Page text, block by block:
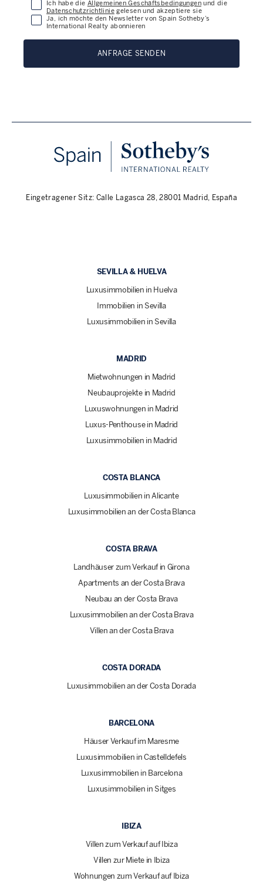
Ich habe die Allgemeinen Geschäftsbedingungenund die
Datenschutzrichtliniegelesen und akzeptiere sie
Ja, ich möchte den Newsletter von Spain Sotheby’s
International Realty abonnieren
ANFRAGE SENDEN
Eingetragener Sitz: Calle Lagasca 28, 28001 Madrid, España
SEVILLA & HUELVA
Luxusimmobilien in Huelva
Immobilien in Sevilla
Luxusimmobilien in Sevilla
MADRID
Mietwohnungen in Madrid
Neubauprojekte in Madrid
Luxuswohnungen in Madrid
Luxus-Penthouse in Madrid
Luxusimmobilien in Madrid
COSTA BLANCA
Luxusimmobilien in Alicante
Luxusimmobilien an der Costa Blanca
COSTA BRAVA
Landhäuser zum Verkauf in Girona
Apartments an der Costa Brava
Neubau an der Costa Brava
Luxusimmobilien an der Costa Brava
Villen an der Costa Brava
COSTA DORADA
Luxusimmobilien an der Costa Dorada
BARCELONA
Häuser Verkauf im Maresme
Luxusimmobilien in Castelldefels
Luxusimmobilien in Barcelona
Luxusimmobilien in Sitges
IBIZA
Villen zum Verkauf auf Ibiza
Villen zur Miete in Ibiza
Wohnungen zum Verkauf auf Ibiza